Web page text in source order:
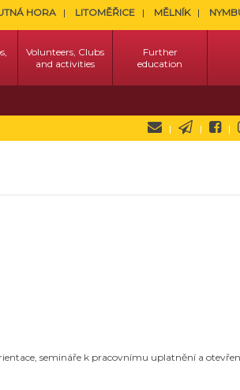
HORA LITOMĚŘICE MĚLNÍK
Volunteers, Clubs
and activities
Further
education
semináře k pracovnímu uplatnění a